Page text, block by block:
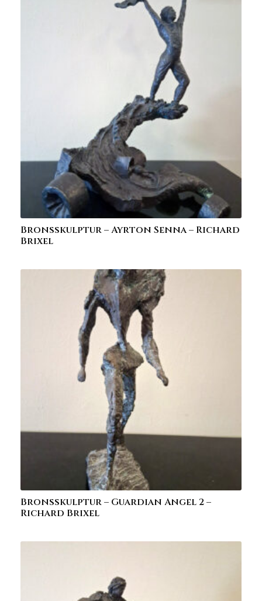
Bronsskulptur – Ayrton Senna – Richard
Brixel
Bronsskulptur – Guardian Angel 2 –
Richard Brixel